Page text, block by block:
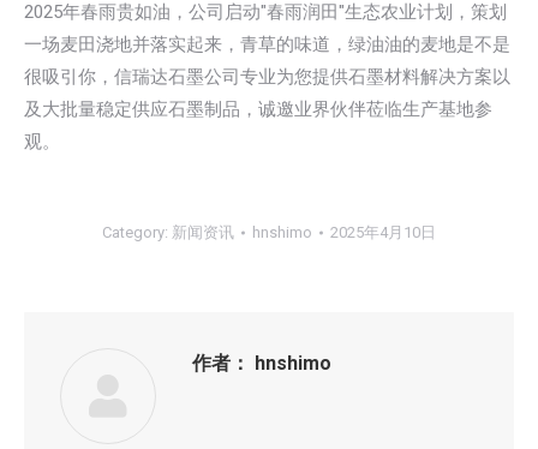
2025年春雨贵如油，公司启动"春雨润田"生态农业计划，策划
一场麦田浇地并落实起来，青草的味道，绿油油的麦地是不是
很吸引你，信瑞达石墨公司专业为您提供石墨材料解决方案以
及大批量稳定供应石墨制品，诚邀业界伙伴莅临生产基地参
观。
Category: 新闻资讯 hnshimo 2025年4月10日
作者： hnshimo